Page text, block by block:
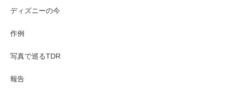
ディズニーの今
作例
写真で巡るTDR
報告